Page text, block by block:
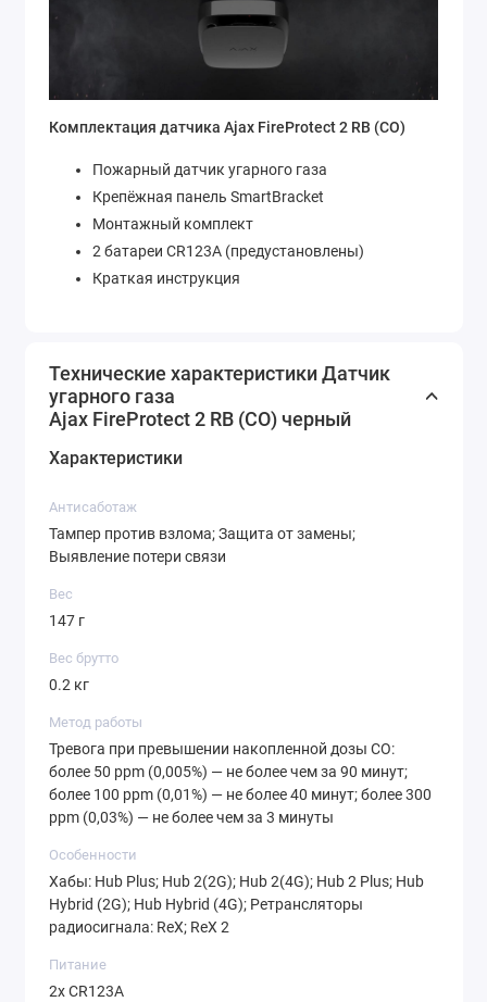
Комплектация датчика Ajax FireProtect 2 RB (CO)
Пожарный датчик угарного газа
Крепёжная панель SmartBracket
Монтажный комплект
2 батареи CR123A (предустановлены)
Краткая инструкция
Технические характеристики Датчик
угарного газа
Ajax FireProtect 2 RB (CO) черный
Характеристики
Антисаботаж
Тампер против взлома; Защита от замены;
Выявление потери связи
Вес
147 г
Вес брутто
0.2 кг
Метод работы
Тревога при превышении накопленной дозы CO:
более 50 ppm (0,005%) — не более чем за 90 минут;
более 100 ppm (0,01%) — не более 40 минут; более 300
ppm (0,03%) — не более чем за 3 минуты
Особенности
Хабы: Hub Plus; Hub 2(2G); Hub 2(4G); Hub 2 Plus; Hub
Hybrid (2G); Hub Hybrid (4G); Ретрансляторы
радиосигнала: ReX; ReX 2
Питание
2х CR123A